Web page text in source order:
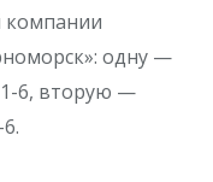
компании
одну —
1-6, вторую —